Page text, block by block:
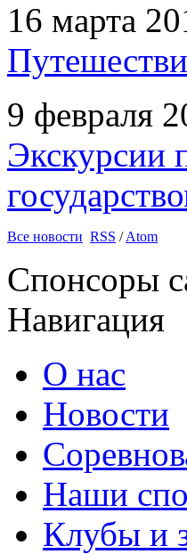
16 марта
9 февраля
Экскурсии
Все новости RSS /Atom
Спонсоры
Навигация
О нас
Новости
Наши
Клубы и